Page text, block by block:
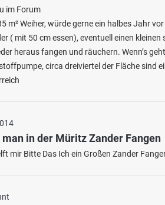
Lieser
im Forum
m² Weiher, würde gerne ein halbes Jahr
( mit 50 cm essen), eventuell einen
heraus fangen und räuchern. Wenn’s
circa dreiviertel der Fläche sind
man in der Müritz Zander Fangen
mir Bitte Das Ich ein Großen Zander